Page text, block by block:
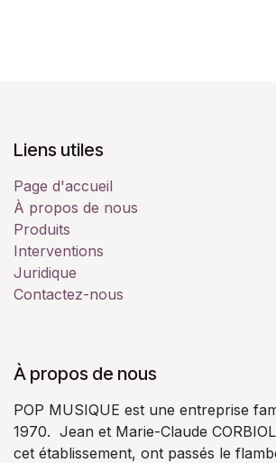
Liens utiles
Page d'accueil
À propos de nous
Produits
Interventions
Juridique
Contactez-nous
À propos de nous
POP MUSIQUE est une entreprise
1970. Jean et Marie-Claude
cet établissement, ont passés le